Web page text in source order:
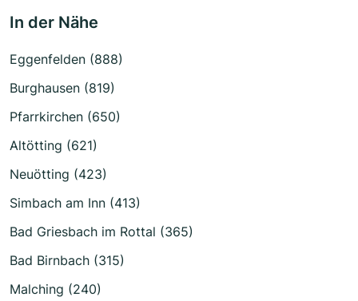
In der Nähe
Eggenfelden (888)
Burghausen (819)
Pfarrkirchen (650)
Altötting (621)
Neuötting (423)
Simbach am Inn (413)
Bad Griesbach im Rottal (365)
Bad Birnbach (315)
Malching (240)